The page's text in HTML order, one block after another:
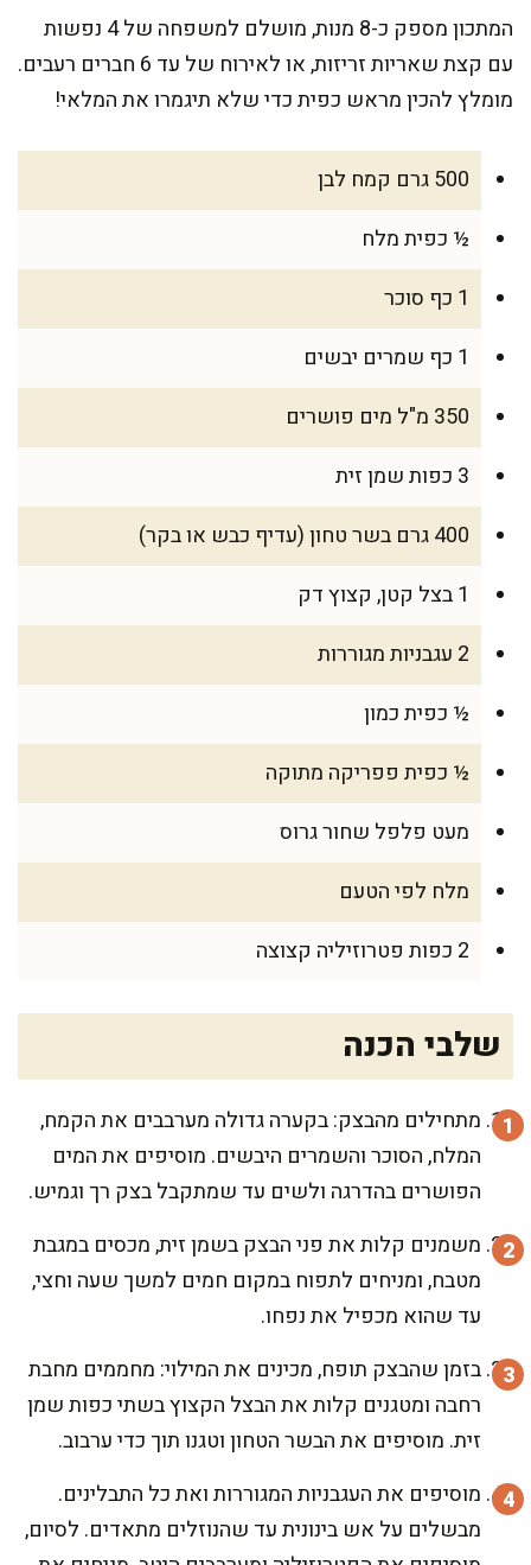
המתכון מספק כ-8 מנות, מושלם למשפחה של 4 נפשות
עם קצת שאריות זריזות, או לאירוח של עד 6 חברים רעבים.
מומלץ להכין מראש כפית כדי שלא תיגמרו את המלאי!
500 גרם קמח לבן
½ כפית מלח
1 כף סוכר
1 כף שמרים יבשים
350 מ"ל מים פושרים
3 כפות שמן זית
400 גרם בשר טחון (עדיף כבש או בקר)
1 בצל קטן, קצוץ דק
2 עגבניות מגוררות
½ כפית כמון
½ כפית פפריקה מתוקה
מעט פלפל שחור גרוס
מלח לפי הטעם
2 כפות פטרוזיליה קצוצה
שלבי הכנה
מתחילים מהבצק: בקערה גדולה מערבבים את הקמח,
המלח, הסוכר והשמרים היבשים. מוסיפים את המים
הפושרים בהדרגה ולשים עד שמתקבל בצק רך וגמיש.
משמנים קלות את פני הבצק בשמן זית, מכסים במגבת
מטבח, ומניחים לתפוח במקום חמים למשך שעה וחצי,
עד שהוא מכפיל את נפחו.
בזמן שהבצק תופח, מכינים את המילוי: מחממים מחבת
רחבה ומטגנים קלות את הבצל הקצוץ בשתי כפות שמן
זית. מוסיפים את הבשר הטחון וטגנו תוך כדי ערבוב.
מוסיפים את העגבניות המגוררות ואת כל התבלינים.
מבשלים על אש בינונית עד שהנוזלים מתאדים. לסיום,